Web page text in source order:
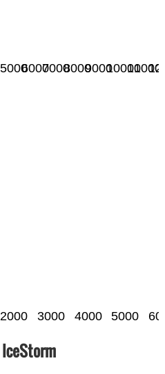
500060007000800090001000011000
2000 3000 4000 5000
IceStorm